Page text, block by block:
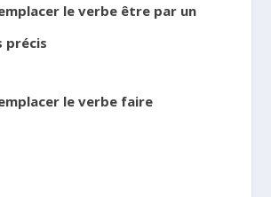
le verbe être par un
précis
le verbe faire